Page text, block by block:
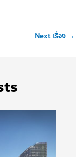
Next เรื่อง →